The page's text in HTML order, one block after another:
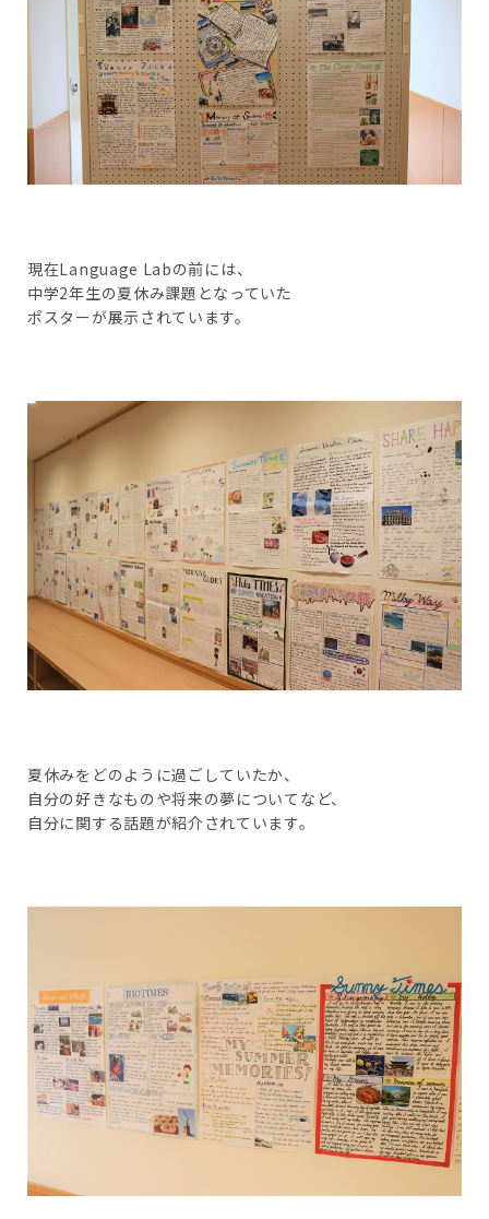
現在Language Labの前には、
中学2年生の夏休み課題となっていた
ポスターが展示されています。
夏休みをどのように過ごしていたか、
自分の好きなものや将来の夢についてなど、
自分に関する話題が紹介されています。